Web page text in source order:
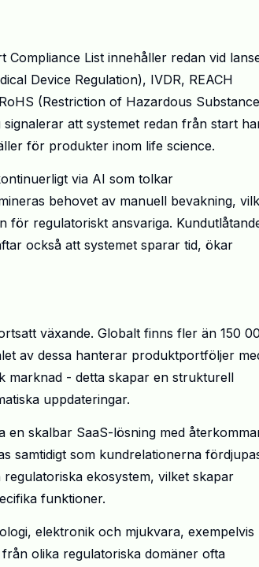
List innehåller redan vid
Device Regulation), IVDR, REACH
(Restriction of Hazardous
att systemet redan från start
för produkter inom life science.
via AI som tolkar
behovet av manuell bevakning,
för regulatoriskt ansvariga.
också att systemet sparar tid, ökar
växande. Globalt finns fler än 150
av dessa hanterar produktportföljer
marknad - detta skapar en strukturell
uppdateringar.
en skalbar SaaS-lösning med
samtidigt som kundrelationerna
ekosystem, vilket skapar
funktioner.
elektronik och mjukvara, exempelvis
olika regulatoriska domäner ofta